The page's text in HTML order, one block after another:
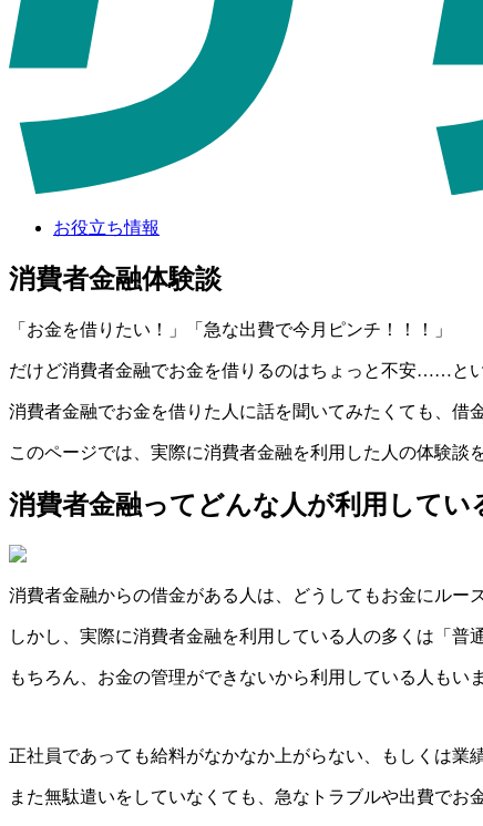
お役立ち情報
消費者金融体験談
「お金を借りたい！」「急な出費で今月ピンチ！！！」
だけど消費者金融でお金を借りるのはちょっと不安……と
消費者金融でお金を借りた人に話を聞いてみたくても、借
このページでは、実際に消費者金融を利用した人の体験談
消費者金融ってどんな人が利用してい
消費者金融からの借金がある人は、どうしてもお金にルー
しかし、実際に消費者金融を利用している人の多くは「普
もちろん、お金の管理ができないから利用している人もい
正社員であっても給料がなかなか上がらない、もしくは業
また無駄遣いをしていなくても、急なトラブルや出費でお